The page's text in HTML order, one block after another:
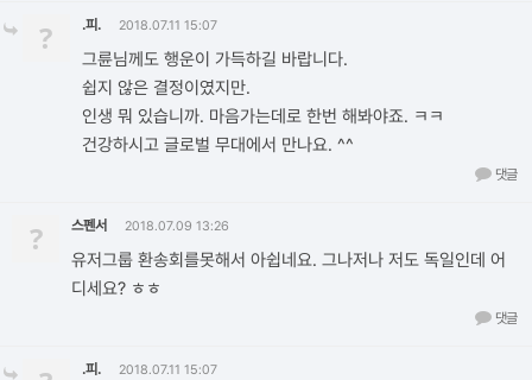
? .피. 2018.07.11 15:07
그륜님께도 행운이 가득하길 바랍니다.
쉽지 않은 결정이였지만.
인생 뭐 있습니까. 마음가는데로 한번 해봐야죠. ㅋㅋ
건강하시고 글로벌 무대에서 만나요. ^^
댓글
? 스펜서 2018.07.09 13:26
유저그룹 환송회를못해서 아쉽네요. 그나저나 저도 독일인데 어
디세요? ㅎㅎ
댓글
.피. 2018.07.11 15:07